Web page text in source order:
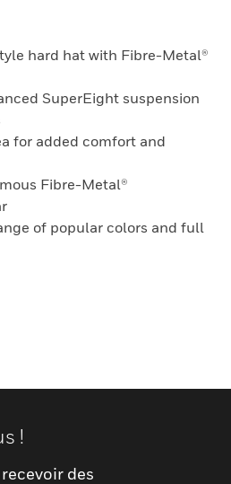
hard hat with Fibre-Metal®
SuperEight suspension
for added comfort and
Fibre-Metal®
of popular colors and full
!
des